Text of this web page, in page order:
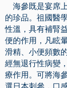
海參既是宴席
的珍品。祖國醫
性溫，具有補腎
便的作用，凡眩
滑精、小便頻數
經無退行性病變
療作用。可將海